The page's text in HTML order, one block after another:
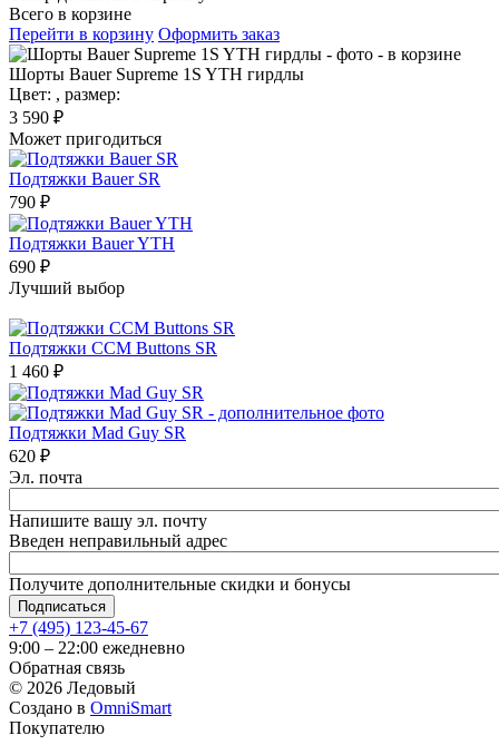
Всего в корзине
Перейти в корзину Оформить заказ
Шорты Bauer Supreme 1S YTH гирдлы
Цвет: , размер:
3 590 ₽
Может пригодиться
Подтяжки Bauer SR
790 ₽
Подтяжки Bauer YTH
690 ₽
Лучший выбор
Подтяжки CCM Buttons SR
1 460 ₽
Подтяжки Mad Guy SR
620 ₽
Эл. почта
Напишите вашу эл. почту
Введен неправильный адрес
Получите дополнительные скидки и бонусы
+7 (495) 123-45-67
9:00 – 22:00 ежедневно
Обратная связь
© 2026 Ледовый
Создано в OmniSmart
Покупателю